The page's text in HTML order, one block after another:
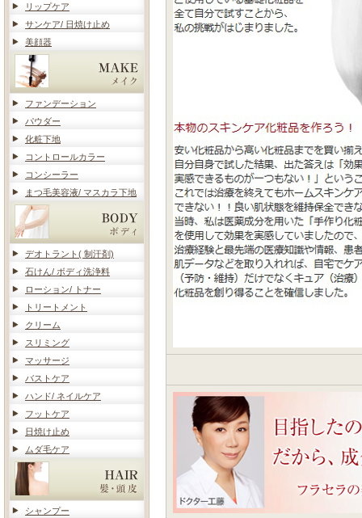
リップケア
サンケア/ 日焼け止め
美顔器
ファンデーション
パウダー
化粧下地
コントロールカラー
コンシーラー
まつ毛美容液/ マスカラ下地
デオトラント( 制汗剤)
石けん/ ボディ洗浄料
ローション/ トナー
トリートメント
クリーム
スリミング
マッサージ
バストケア
ハンド/ ネイルケア
フットケア
日焼け止め
ムダ毛ケア
シャンプー